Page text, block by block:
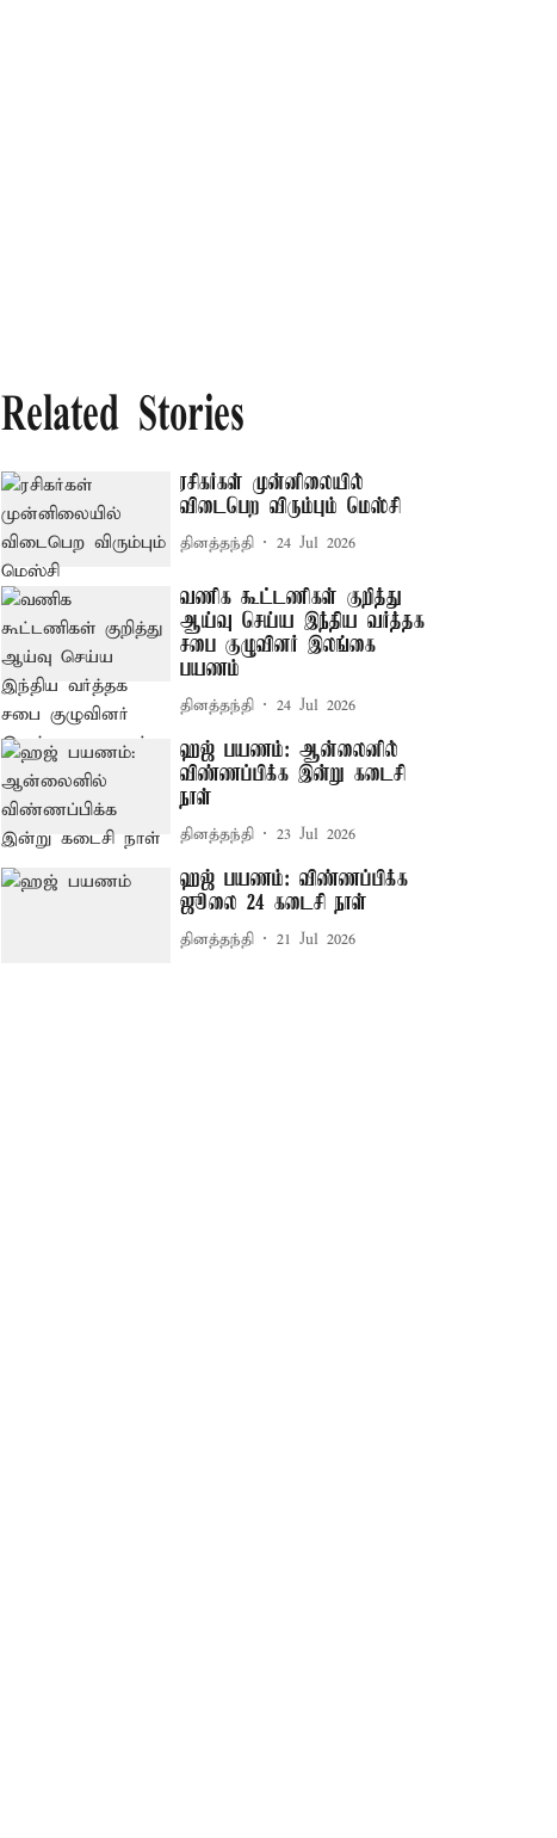
Related Stories
ரசிகர்கள் முன்னிலையில்
விடைபெற விரும்பும் மெஸ்சி
தினத்தந்தி 24 Jul 2026
வணிக கூட்டணிகள் குறித்து
ஆய்வு செய்ய இந்திய வர்த்தக
சபை குழுவினர் இலங்கை
பயணம்
தினத்தந்தி 24 Jul 2026
ஹஜ் பயணம்: ஆன்லைனில்
விண்ணப்பிக்க இன்று கடைசி
நாள்
தினத்தந்தி 23 Jul 2026
ஹஜ் பயணம்: விண்ணப்பிக்க
ஜூலை 24 கடைசி நாள்
தினத்தந்தி 21 Jul 2026